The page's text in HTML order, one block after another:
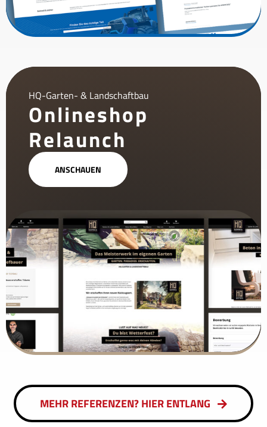
HQ-Garten- & Landschaftbau
Onlineshop
Relaunch
ANSCHAUEN
MEHR REFERENZEN? HIER ENTLANG